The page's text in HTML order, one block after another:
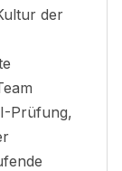
der
Prüfung,